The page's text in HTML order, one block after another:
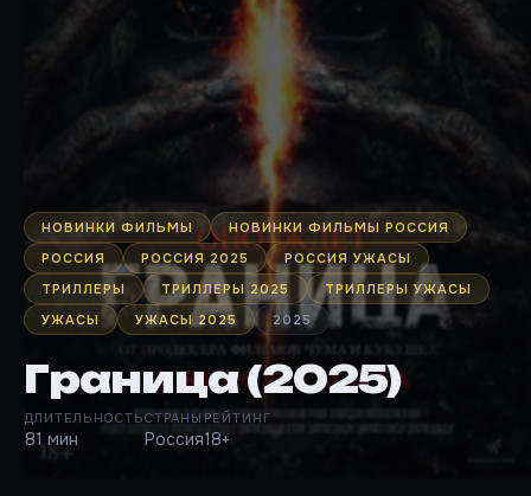
НОВИНКИ ФИЛЬМЫ
НОВИНКИ ФИЛЬМЫ РОССИЯ
РОССИЯ
РОССИЯ 2025
РОССИЯ УЖАСЫ
ТРИЛЛЕРЫ
ТРИЛЛЕРЫ 2025
ТРИЛЛЕРЫ УЖАСЫ
УЖАСЫ
УЖАСЫ 2025 2025
Граница (2025)
ДЛИТЕЛЬНОСТЬ
81 мин
СТРАНЫ
Россия
РЕЙТИНГ
18+